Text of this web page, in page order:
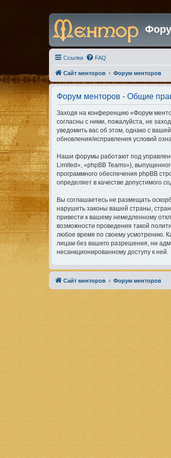
Ссылки FAQ
Сайт менторов Форум менторов
Форум менторов - Общие
Заходя на конференцию «Форум
согласны с ними, пожалуйста, не
уведомить вас об этом, однако с
обновления/исправления условий
Наши форумы работают под
Limited», «phpBB Teams»),
программного обеспечения phpBB
определяет в качестве допустимого
Вы соглашаетесь не размещать
нарушить законы вашей страны,
привести к вашему немедленному
возможности проведения такой
любое время по своему усмотрению.
лицам без вашего разрешения, ни
несанкционированному доступу к ней.
Сайт менторов Форум менторов